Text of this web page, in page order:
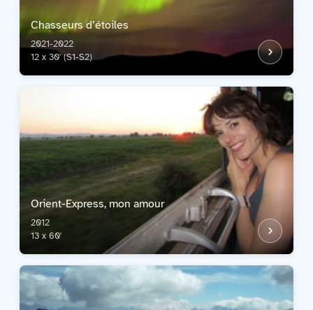
Chasseurs d’étoiles
2021-2022
12 x 30' (S1-S2)
Orient-Express, mon amour
2012
13 x 60'